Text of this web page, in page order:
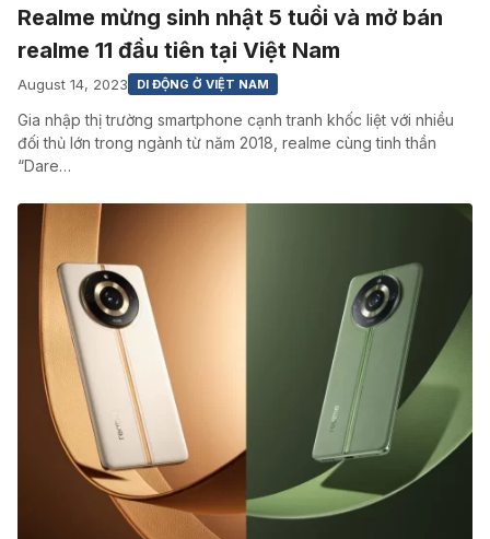
Realme mừng sinh nhật 5 tuồi và mở bán
realme 11 đầu tiên tại Việt Nam
August 14, 2023 DI ĐỘNG Ở VIỆT NAM
Gia nhập thị trường smartphone cạnh tranh khốc liệt với nhiều
đối thủ lớn trong ngành từ năm 2018, realme cùng tinh thần
“Dare…